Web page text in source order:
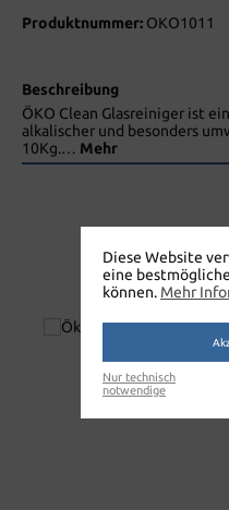
Produktnummer: OKO1011
Beschreibung
ÖKO Clean Glasreiniger ist
alkalischer und besonders
10Kg.… Mehr
ÖKO
Diese Website
eine
können. Mehr
Nur technisch
notwendige